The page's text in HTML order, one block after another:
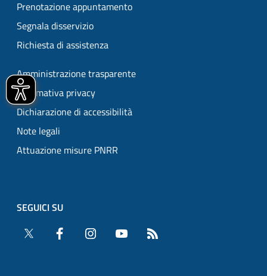
Prenotazione appuntamento
Segnala disservizio
Richiesta di assistenza
Amministrazione trasparente
Informativa privacy
Dichiarazione di accessibilità
Note legali
Attuazione misure PNRR
SEGUICI SU
Twitter
Facebook Instagram YouTube